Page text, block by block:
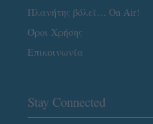
Πλανήτης βόλεϊ… On Air!
Όροι Χρήσης
Επικοινωνία
Stay Connected